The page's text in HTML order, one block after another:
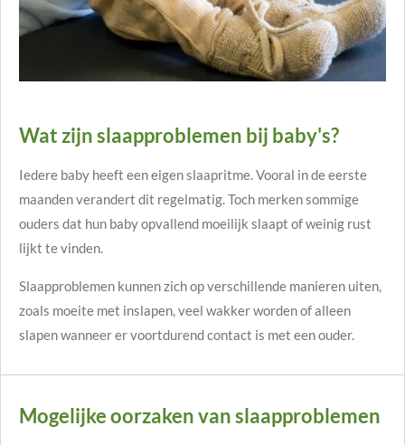
Wat zijn slaapproblemen bij baby's?
Iedere baby heeft een eigen slaapritme. Vooral in de eerste
maanden verandert dit regelmatig. Toch merken sommige
ouders dat hun baby opvallend moeilijk slaapt of weinig rust
lijkt te vinden.
Slaapproblemen kunnen zich op verschillende manieren uiten,
zoals moeite met inslapen, veel wakker worden of alleen
slapen wanneer er voortdurend contact is met een ouder.
Mogelijke oorzaken van slaapproblemen